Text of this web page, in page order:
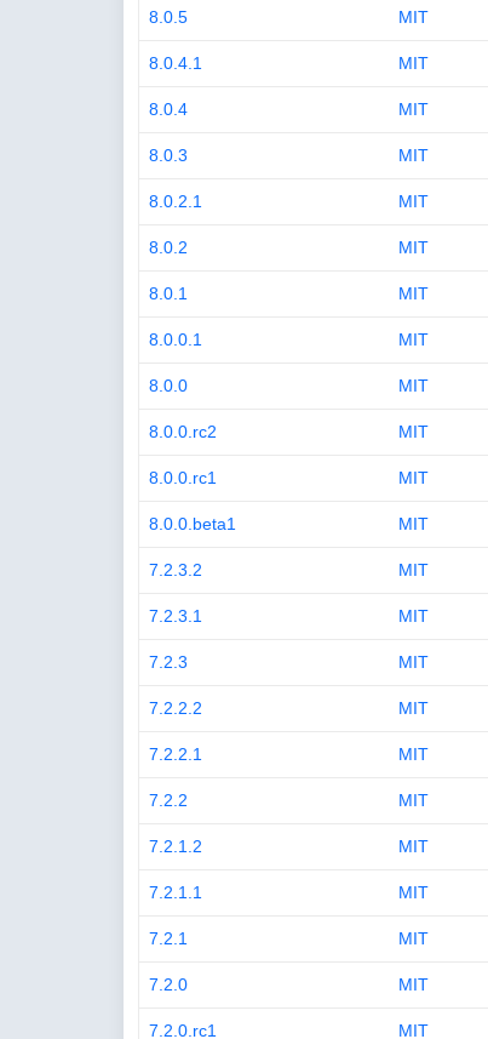
8.0.5 MIT
8.0.4.1 MIT
8.0.4 MIT
8.0.3 MIT
8.0.2.1 MIT
8.0.2 MIT
8.0.1 MIT
8.0.0.1 MIT
8.0.0 MIT
8.0.0.rc2 MIT
8.0.0.rc1 MIT
8.0.0.beta1 MIT
7.2.3.2 MIT
7.2.3.1 MIT
7.2.3 MIT
7.2.2.2 MIT
7.2.2.1 MIT
7.2.2 MIT
7.2.1.2 MIT
7.2.1.1 MIT
7.2.1 MIT
7.2.0 MIT
7.2.0.rc1 MIT